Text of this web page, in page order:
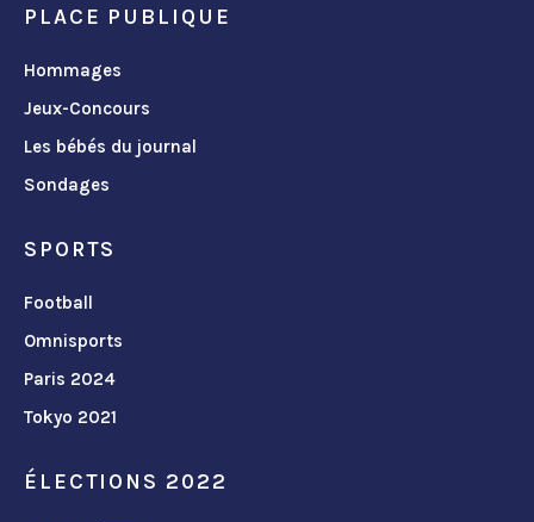
PLACE PUBLIQUE
Hommages
Jeux-Concours
Les bébés du journal
Sondages
SPORTS
Football
Omnisports
Paris 2024
Tokyo 2021
ÉLECTIONS 2022